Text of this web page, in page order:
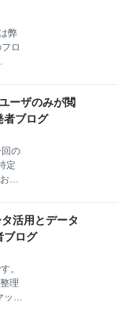
リ
点
の
み
弊
ロ
動
ーザのみが閲
者ブログ
の
定
で
。
て
で
と
活用とデータ
ブログ
。
理
ッチ